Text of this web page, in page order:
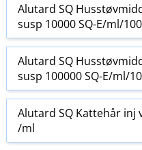
Alutard SQ
susp 10000 SQ-E​/​ml/
Alutard SQ
susp 100000 SQ-E​/​ml/
Alutard SQ Kattehår inj
/​ml